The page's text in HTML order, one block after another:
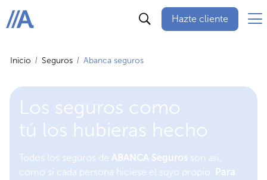
ABANCA
Hazte cliente
Inicio Seguros Abanca seguros
Los seguros como
tú los hubieras hecho
Todos los seguros de ABANCA Seguros son así,
como si cada persona hiciese el suyo propio. Para